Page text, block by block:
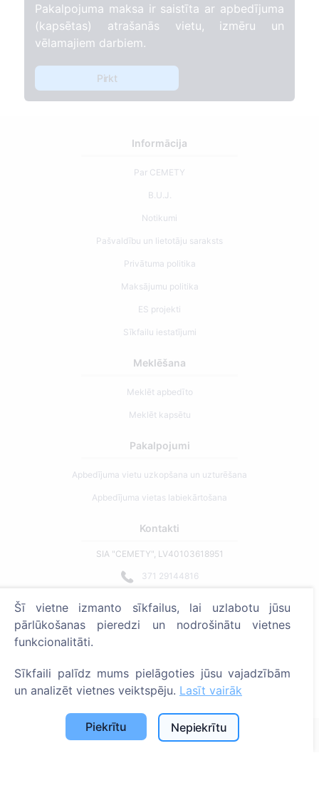
Pakalpojuma maksa ir saistīta ar apbedījuma
(kapsētas) atrašanās vietu, izmēru un
vēlamajiem darbiem.
Pirkt
Informācija
Par CEMETY
B.U.J.
Notikumi
Pašvaldību un lietotāju saraksts
Privātuma politika
Maksājumu politika
ES projekti
Sīkfailu iestatījumi
Meklēšana
Meklēt apbedīto
Meklēt kapsētu
Pakalpojumi
Apbedījuma vietu uzkopšana un uzturēšana
Apbedījuma vietas labiekārtošana
Kontakti
SIA "CEMETY", LV40103618951
371 29144816
Strādājam visā Latvijā!
Administratoriem
© 2013 - 2026 Cemety Visas tiesības aizsargātas
Privātuma politika un noteikumi.
Šī vietne izmanto sīkfailus, lai uzlabotu jūsu
pārlūkošanas pieredzi un nodrošinātu vietnes
funkcionalitāti.
Sīkfaili palīdz mums pielāgoties jūsu vajadzībām
un analizēt vietnes veiktspēju. Lasīt vairāk
Piekrītu Nepiekrītu